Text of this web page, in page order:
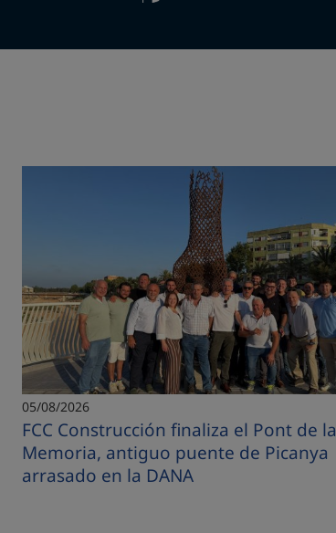
05/08/2026
FCC Construcción finaliza el Pont de la
Memoria, antiguo puente de Picanya
arrasado en la DANA